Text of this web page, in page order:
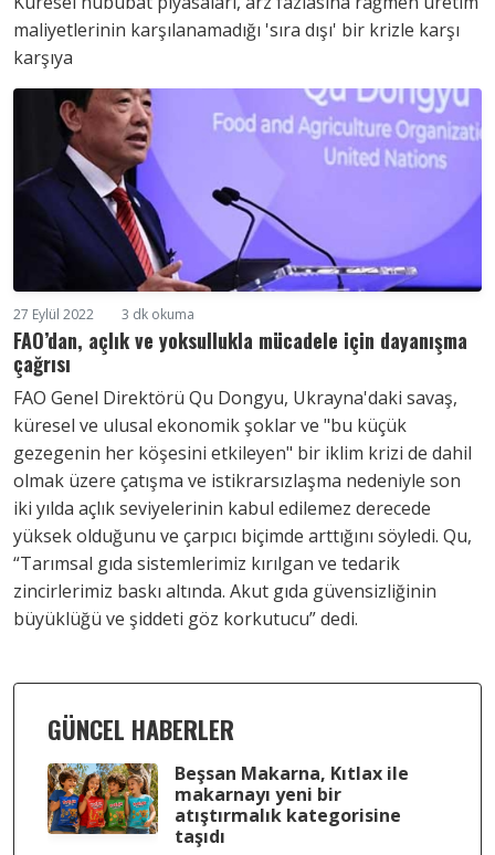
maliyetlerinin karşılanamadığı 'sıra dışı' bir krizle karşı
karşıya
27 Eylül 2022 3 dk okuma
FAO’dan, açlık ve yoksullukla mücadele için dayanışma
çağrısı
FAO Genel Direktörü Qu Dongyu, Ukrayna'daki savaş,
küresel ve ulusal ekonomik şoklar ve "bu küçük
gezegenin her köşesini etkileyen" bir iklim krizi de dahil
olmak üzere çatışma ve istikrarsızlaşma nedeniyle son
iki yılda açlık seviyelerinin kabul edilemez derecede
yüksek olduğunu ve çarpıcı biçimde arttığını söyledi. Qu,
“Tarımsal gıda sistemlerimiz kırılgan ve tedarik
zincirlerimiz baskı altında. Akut gıda güvensizliğinin
büyüklüğü ve şiddeti göz korkutucu” dedi.
GÜNCEL HABERLER
Beşsan Makarna, Kıtlax ile
makarnayı yeni bir
atıştırmalık kategorisine
taşıdı